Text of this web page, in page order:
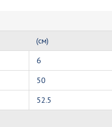
(см)
6
50
52.5